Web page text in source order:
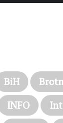
BiH
INFO